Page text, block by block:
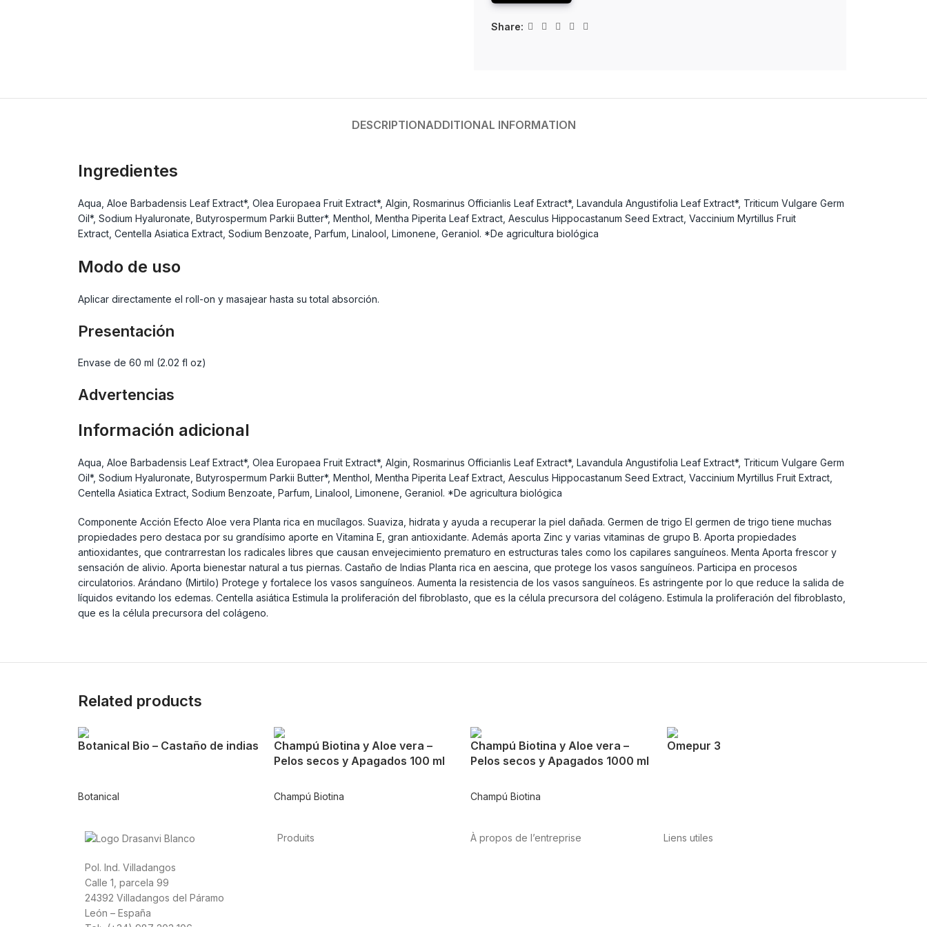
Share:
DESCRIPTIONADDITIONAL INFORMATION
Ingredientes
Aqua, Aloe Barbadensis Leaf Extract*, Olea Europaea Fruit Extract*, Algin, Rosmarinus Officianlis Leaf Extract*, Lavandula Angustifolia Leaf Extract*, Triticum Vulgare Germ
Oil*, Sodium Hyaluronate, Butyrospermum Parkii Butter*, Menthol, Mentha Piperita Leaf Extract, Aesculus Hippocastanum Seed Extract, Vaccinium Myrtillus Fruit
Extract, Centella Asiatica Extract, Sodium Benzoate, Parfum, Linalool, Limonene, Geraniol. *De agricultura biológica
Modo de uso
Aplicar directamente el roll-on y masajear hasta su total absorción.
Presentación
Envase de 60 ml (2.02 fl oz)
Advertencias
Información adicional
Aqua, Aloe Barbadensis Leaf Extract*, Olea Europaea Fruit Extract*, Algin, Rosmarinus Officianlis Leaf Extract*, Lavandula Angustifolia Leaf Extract*, Triticum Vulgare Germ
Oil*, Sodium Hyaluronate, Butyrospermum Parkii Butter*, Menthol, Mentha Piperita Leaf Extract, Aesculus Hippocastanum Seed Extract, Vaccinium Myrtillus Fruit Extract,
Centella Asiatica Extract, Sodium Benzoate, Parfum, Linalool, Limonene, Geraniol. *De agricultura biológica
Componente Acción Efecto Aloe vera Planta rica en mucílagos. Suaviza, hidrata y ayuda a recuperar la piel dañada. Germen de trigo El germen de trigo tiene muchas
propiedades pero destaca por su grandísimo aporte en Vitamina E, gran antioxidante. Además aporta Zinc y varias vitaminas de grupo B. Aporta propiedades
antioxidantes, que contrarrestan los radicales libres que causan envejecimiento prematuro en estructuras tales como los capilares sanguíneos. Menta Aporta frescor y
sensación de alivio. Aporta bienestar natural a tus piernas. Castaño de Indias Planta rica en aescina, que protege los vasos sanguíneos. Participa en procesos
circulatorios. Arándano (Mirtilo) Protege y fortalece los vasos sanguíneos. Aumenta la resistencia de los vasos sanguíneos. Es astringente por lo que reduce la salida de
líquidos evitando los edemas. Centella asiática Estimula la proliferación del fibroblasto, que es la célula precursora del colágeno. Estimula la proliferación del fibroblasto,
que es la célula precursora del colágeno.
Related products
Botanical Bio – Castaño de indias
Botanical
Champú Biotina y Aloe vera –
Pelos secos y Apagados 100 ml
Champú Biotina
Champú Biotina y Aloe vera –
Pelos secos y Apagados 1000 ml
Champú Biotina
Omepur 3
Pol. Ind. Villadangos
Calle 1, parcela 99
24392 Villadangos del Páramo
León – España
Produits À propos de l’entreprise Liens utiles